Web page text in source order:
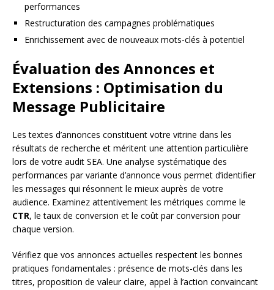
performances
Restructuration des campagnes problématiques
Enrichissement avec de nouveaux mots-clés à potentiel
Évaluation des Annonces et
Extensions : Optimisation du
Message Publicitaire
Les textes d’annonces constituent votre vitrine dans les
résultats de recherche et méritent une attention particulière
lors de votre audit SEA. Une analyse systématique des
performances par variante d’annonce vous permet d’identifier
les messages qui résonnent le mieux auprès de votre
audience. Examinez attentivement les métriques comme le
CTR, le taux de conversion et le coût par conversion pour
chaque version.
Vérifiez que vos annonces actuelles respectent les bonnes
pratiques fondamentales : présence de mots-clés dans les
titres, proposition de valeur claire, appel à l’action convaincant